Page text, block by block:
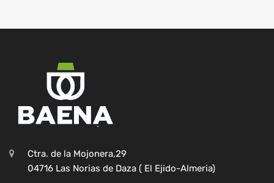
Ctra. de la Mojonera,29
04716 Las Norias de Daza ( El Ejido-Almeria)